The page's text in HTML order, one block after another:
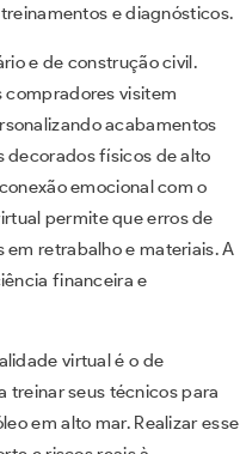
e diagnósticos.
e de construção civil.
compradores visitem
acabamentos
decorados físicos de alto
emocional com o
permite que erros de
retrabalho e materiais. A
financeira e
virtual é o de
treinar seus técnicos para
em alto mar. Realizar esse